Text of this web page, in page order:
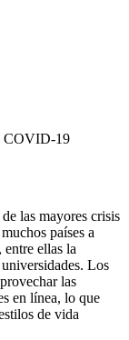
COVID-19
las mayores crisis
países a
entre ellas la
Los
las
en línea, lo que
de vida